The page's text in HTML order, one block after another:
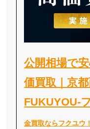
公開相場で
価買取｜京都
FUKUYOU-
金買取ならフクユウ